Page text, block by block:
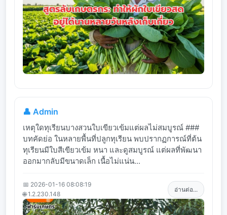
👤 Admin
เหตุใดทุเรียนบางสวนใบเขียวเข้มแต่ผลไม่สมบูรณ์ ###
บทคัดย่อ ในหลายพื้นที่ปลูกทุเรียน พบปรากฏการณ์ที่ต้น
ทุเรียนมีใบสีเขียวเข้ม หนา และดูสมบูรณ์ แต่ผลที่พัฒนา
ออกมากลับมีขนาดเล็ก เนื้อไม่แน่น...
📅 2026-01-16 08:08:19
🌐 1.2.230.148
อ่านต่อ...